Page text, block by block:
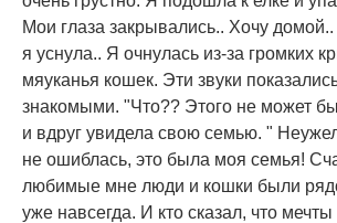
Мои глаза закрывались.. Хочу
я уснула.. Я очнулась из-за громких
мяуканья кошек. Эти звуки
знакомыми. "Что?? Этого не может
и вдруг увидела свою семью. "
не ошиблась, это была моя семья!
любимые мне люди и кошки были
уже навсегда. И кто сказал, что